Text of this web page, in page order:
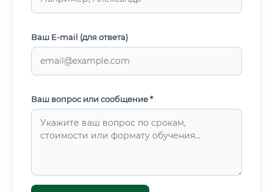
Ваш E-mail (для ответа)
Ваш вопрос или сообщение *